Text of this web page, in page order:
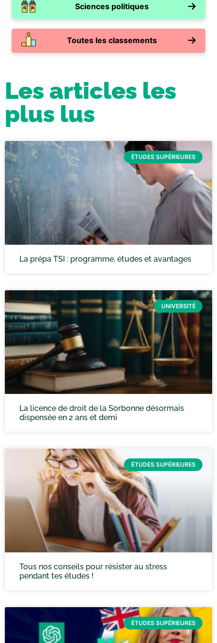
Sciences politiques
Toutes les classements
Les articles les
plus lus
ÉTUDES SUPÉRIEURES
La prépa TSI : programme, études et avantages
UNIVERSITÉ
La licence de droit de la Sorbonne désormais
dispensée en 2 ans et demi
ÉTUDES SUPÉRIEURES
Tous nos conseils pour résister au stress
pendant tes études !
ÉTUDES SUPÉRIEURES